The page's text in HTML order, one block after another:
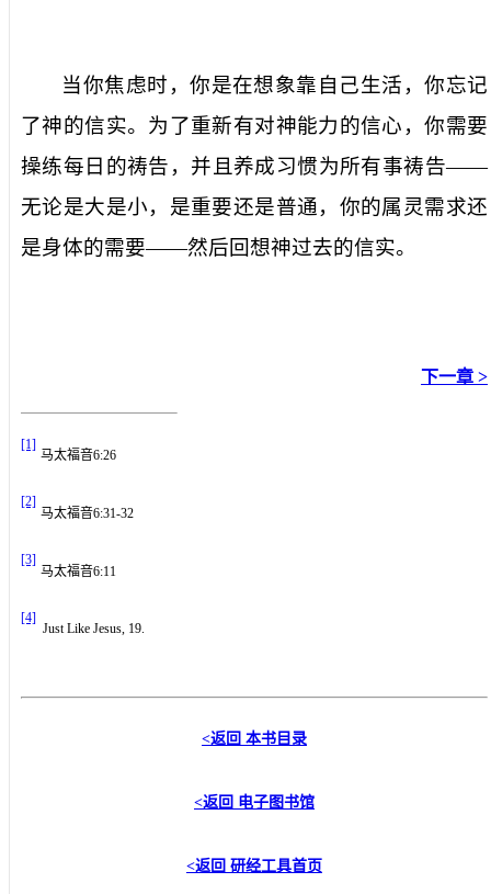
当你焦虑时，你是在想象靠自己生活，你忘记
了神的信实。为了重新有对神能力的信心，你需要
操练每日的祷告，并且养成习惯为所有事祷告——
无论是大是小，是重要还是普通，你的属灵需求还
是身体的需要——然后回想神过去的信实。
下一章 >
[1]
马太福音6:26
[2]
马太福音6:31-32
[3]
马太福音6:11
[4]
Just Like Jesus, 19.
<返回 本书目录
<返回 电子图书馆
<返回 研经工具首页